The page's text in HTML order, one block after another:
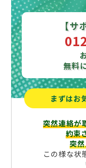
【サ
無料
まずはお
突然連絡が
約束
突
この様な状